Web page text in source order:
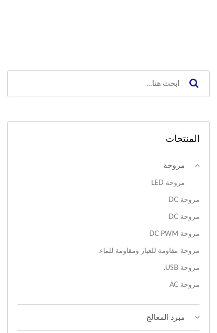
المنتجات
مروحة
مروحة LED
مروحة DC
مروحة DC
مروحة DC PWM
مروحة مقاومة للغبار ومقاومة للماء.
مروحة USB.
مروحة AC
مبرد المعالج